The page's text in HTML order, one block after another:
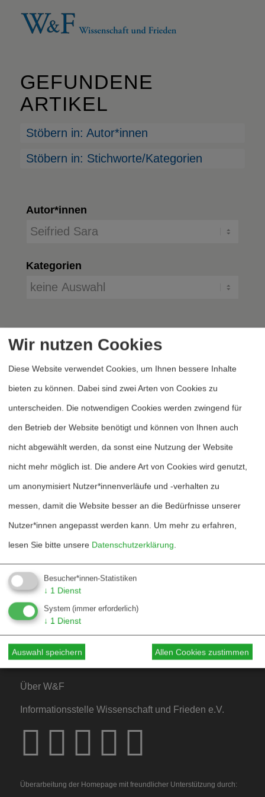
GEFUNDENE
ARTIKEL
Stöbern in: Autor*innen
Stöbern in: Stichworte/Kategorien
Autor*innen
Kategorien
Heftarchiv
Bestellen
Fördern
Jubiläum 40 Jahre
Kontakt
Mediadaten
Hinweise für Autor*innen
Hinweise für Dossiers
Über W&F
Informationsstelle Wissenschaft und Frieden e.V.
Überarbeitung der Homepage mit freundlicher Unterstützung durch:
Wir nutzen Cookies
Diese Website verwendet Cookies, um Ihnen bessere Inhalte
bieten zu können. Dabei sind zwei Arten von Cookies zu
unterscheiden. Die notwendigen Cookies werden zwingend für
den Betrieb der Website benötigt und können von Ihnen auch
nicht abgewählt werden, da sonst eine Nutzung der Website
nicht mehr möglich ist. Die andere Art von Cookies wird genutzt,
um anonymisiert Nutzer*innenverläufe und -verhalten zu
messen, damit die Website besser an die Bedürfnisse unserer
Nutzer*innen angepasst werden kann. Um mehr zu erfahren,
lesen Sie bitte unsere Datenschutzerklärung.
Besucher*innen-Statistiken
↓ 1 Dienst
System (immer erforderlich)
↓ 1 Dienst
Auswahl speichern Allen Cookies zustimmen